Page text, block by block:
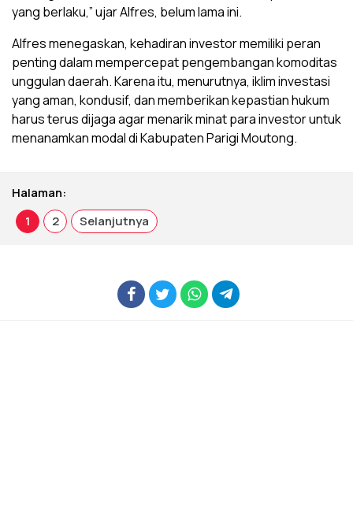
yang berlaku,” ujar Alfres, belum lama ini.
Alfres menegaskan, kehadiran investor memiliki peran
penting dalam mempercepat pengembangan komoditas
unggulan daerah. Karena itu, menurutnya, iklim investasi
yang aman, kondusif, dan memberikan kepastian hukum
harus terus dijaga agar menarik minat para investor untuk
menanamkan modal di Kabupaten Parigi Moutong.
Halaman:
1
2 Selanjutnya